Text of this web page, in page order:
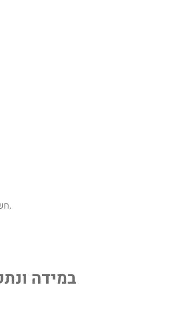
חשוב לציין, כי למרות מאמצינו להנגיש את כלל הדפים והאלמנטים באתר, ייתכן שיתגלו חלקים או יכולות שלא הונגשו כראוי או שטרם הונגשו.
במידה